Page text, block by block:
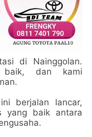
di Nainggolan.
baik, dan kami
berjalan lancar,
yang baik antara